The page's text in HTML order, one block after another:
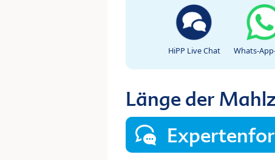
HiPP Live Chat Whats-
Länge der